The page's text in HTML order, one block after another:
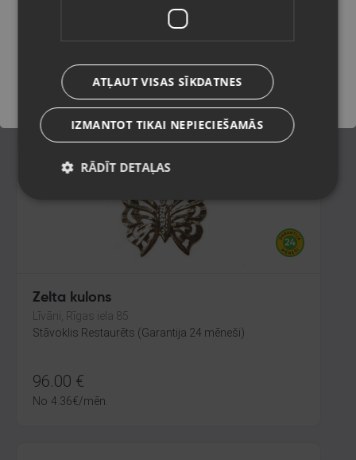
Liepāja, Mirdzas Ķempes iela 8-16
Stāvoklis Restaurēts (Garantija 24 mēneši)
62.00
2.82€/mēn.
Zelta kulons
Līvāni, Rīgas iela 85
Stāvoklis Restaurēts (Garantija 24 mēneši)
96.00 €
No 4.36€/mēn.
Saglabāt
ATĻAUT VISAS SĪKDATNES
IZMANTOT TIKAI NEPIECIEŠAMĀS
RĀDĪT DETAĻAS